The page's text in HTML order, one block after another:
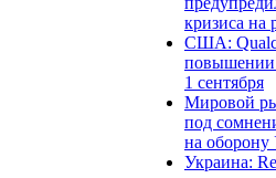
кризиса на
США:
повышении
1 сентября
Мировой
под
на
Украина: